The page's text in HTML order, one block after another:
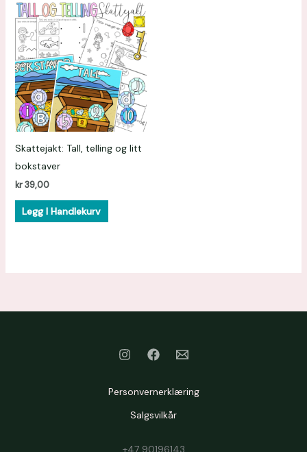
Skattejakt: Tall, telling og litt
bokstaver
kr39,00
Legg I Handlekurv
Personvernerklæring
Salgsvilkår
+47 90196143